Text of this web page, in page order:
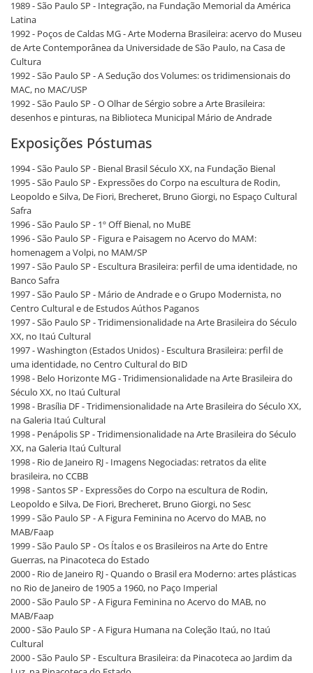
1989 - São Paulo SP - Integração, na Fundação Memorial da América
Latina
1992 - Poços de Caldas MG - Arte Moderna Brasileira: acervo do Museu
de Arte Contemporânea da Universidade de São Paulo, na Casa de
Cultura
1992 - São Paulo SP - A Sedução dos Volumes: os tridimensionais do
MAC, no MAC/USP
1992 - São Paulo SP - O Olhar de Sérgio sobre a Arte Brasileira:
desenhos e pinturas, na Biblioteca Municipal Mário de Andrade
Exposições Póstumas
1994 - São Paulo SP - Bienal Brasil Século XX, na Fundação Bienal
1995 - São Paulo SP - Expressões do Corpo na escultura de Rodin,
Leopoldo e Silva, De Fiori, Brecheret, Bruno Giorgi, no Espaço Cultural
Safra
1996 - São Paulo SP - 1º Off Bienal, no MuBE
1996 - São Paulo SP - Figura e Paisagem no Acervo do MAM:
homenagem a Volpi, no MAM/SP
1997 - São Paulo SP - Escultura Brasileira: perfil de uma identidade, no
Banco Safra
1997 - São Paulo SP - Mário de Andrade e o Grupo Modernista, no
Centro Cultural e de Estudos Aúthos Paganos
1997 - São Paulo SP - Tridimensionalidade na Arte Brasileira do Século
XX, no Itaú Cultural
1997 - Washington (Estados Unidos) - Escultura Brasileira: perfil de
uma identidade, no Centro Cultural do BID
1998 - Belo Horizonte MG - Tridimensionalidade na Arte Brasileira do
Século XX, no Itaú Cultural
1998 - Brasília DF - Tridimensionalidade na Arte Brasileira do Século XX,
na Galeria Itaú Cultural
1998 - Penápolis SP - Tridimensionalidade na Arte Brasileira do Século
XX, na Galeria Itaú Cultural
1998 - Rio de Janeiro RJ - Imagens Negociadas: retratos da elite
brasileira, no CCBB
1998 - Santos SP - Expressões do Corpo na escultura de Rodin,
Leopoldo e Silva, De Fiori, Brecheret, Bruno Giorgi, no Sesc
1999 - São Paulo SP - A Figura Feminina no Acervo do MAB, no
MAB/Faap
1999 - São Paulo SP - Os Ítalos e os Brasileiros na Arte do Entre
Guerras, na Pinacoteca do Estado
2000 - Rio de Janeiro RJ - Quando o Brasil era Moderno: artes plásticas
no Rio de Janeiro de 1905 a 1960, no Paço Imperial
2000 - São Paulo SP - A Figura Feminina no Acervo do MAB, no
MAB/Faap
2000 - São Paulo SP - A Figura Humana na Coleção Itaú, no Itaú
Cultural
2000 - São Paulo SP - Escultura Brasileira: da Pinacoteca ao Jardim da